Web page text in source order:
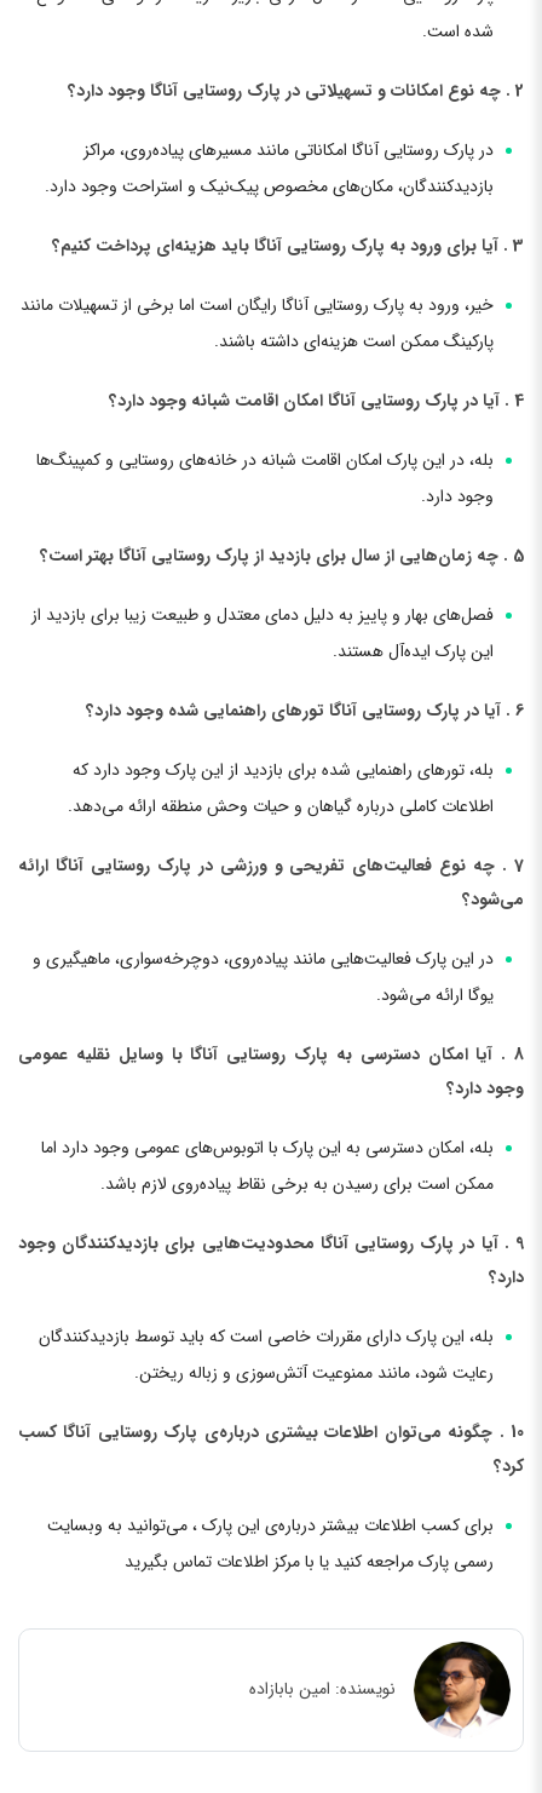
شده است.
2 . چه نوع امکانات و تسهیلاتی در پارک روستایی آناگا وجود دارد؟
در پارک روستایی آناگا امکاناتی مانند مسیرهای پیاده‌روی، مراکز
بازدیدکنندگان، مکان‌های مخصوص پیک‌نیک و استراحت وجود دارد.
3 . آیا برای ورود به پارک روستایی آناگا باید هزینه‌ای پرداخت کنیم؟
خیر، ورود به پارک روستایی آناگا رایگان است اما برخی از تسهیلات مانند
پارکینگ ممکن است هزینه‌ای داشته باشند.
4 . آیا در پارک روستایی آناگا امکان اقامت شبانه وجود دارد؟
بله، در این پارک امکان اقامت شبانه در خانه‌های روستایی و کمپینگ‌ها
وجود دارد.
5 . چه زمان‌هایی از سال برای بازدید از پارک روستایی آناگا بهتر است؟
فصل‌های بهار و پاییز به دلیل دمای معتدل و طبیعت زیبا برای بازدید از
این پارک ایده‌آل هستند.
6 . آیا در پارک روستایی آناگا تورهای راهنمایی شده وجود دارد؟
بله، تورهای راهنمایی شده برای بازدید از این پارک وجود دارد که
اطلاعات کاملی درباره گیاهان و حیات وحش منطقه ارائه می‌دهد.
7 . چه نوع فعالیت‌های تفریحی و ورزشی در پارک روستایی آناگا ارائه
می‌شود؟
در این پارک فعالیت‌هایی مانند پیاده‌روی، دوچرخه‌سواری، ماهیگیری و
یوگا ارائه می‌شود.
8 . آیا امکان دسترسی به پارک روستایی آناگا با وسایل نقلیه عمومی
وجود دارد؟
بله، امکان دسترسی به این پارک با اتوبوس‌های عمومی وجود دارد اما
ممکن است برای رسیدن به برخی نقاط پیاده‌روی لازم باشد.
9 . آیا در پارک روستایی آناگا محدودیت‌هایی برای بازدیدکنندگان وجود
دارد؟
بله، این پارک دارای مقررات خاصی است که باید توسط بازدیدکنندگان
رعایت شود، مانند ممنوعیت آتش‌سوزی و زباله ریختن.
10 . چگونه می‌توان اطلاعات بیشتری درباره‌ی پارک روستایی آناگا کسب
کرد؟
برای کسب اطلاعات بیشتر درباره‌ی این پارک ، می‌توانید به وبسایت
رسمی پارک مراجعه کنید یا با مرکز اطلاعات تماس بگیرید
نویسنده: امین بابازاده